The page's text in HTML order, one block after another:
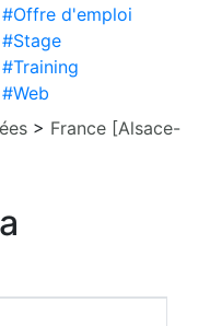
#Offre d'emploi
#Stage
#Training
#Web
> France [Alsace-